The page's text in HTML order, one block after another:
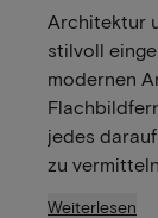
Architektur
stilvoll
modernen
jedes
zu vermitteln.
Weiterlesen